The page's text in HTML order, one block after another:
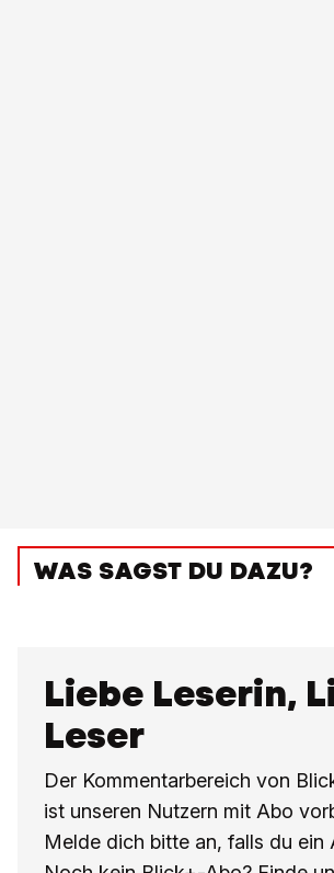
WAS SAGST DU DAZU?
Liebe Leserin,
Leser
Der Kommentarbereich von
ist unseren Nutzern mit Abo
Melde dich bitte an, falls du ein